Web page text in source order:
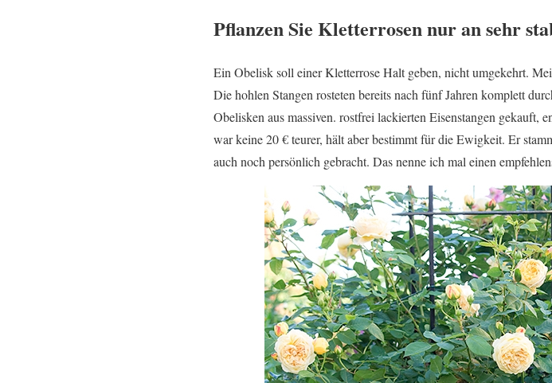
Pflanzen Sie Kletterrosen nur an sehr
Ein Obelisk soll einer Kletterrose Halt geben, nicht umgekehrt.
Die hohlen Stangen rosteten bereits nach fünf Jahren komplett
Obelisken aus massiven. rostfrei lackierten Eisenstangen gekauft,
war keine 20 € teurer, hält aber bestimmt für die Ewigkeit. Er
auch noch persönlich gebracht. Das nenne ich mal einen